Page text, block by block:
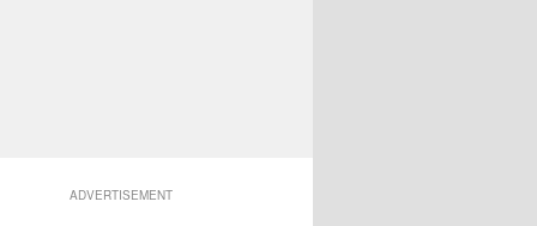
ADVERTISEMENT